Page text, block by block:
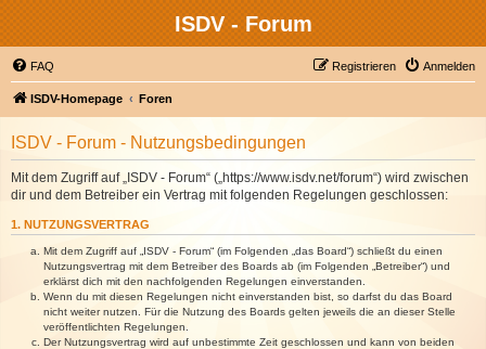
ISDV - Forum
FAQ Anmelden
Registrieren
ISDV-Homepage Foren
ISDV - Forum - Nutzungsbedingungen
Mit dem Zugriff auf „ISDV - Forum“ („https://www.isdv.net/forum“) wird zwischen
dir und dem Betreiber ein Vertrag mit folgenden Regelungen geschlossen:
1. NUTZUNGSVERTRAG
Mit dem Zugriff auf „ISDV - Forum“ (im Folgenden „das Board“) schließt du einen
Nutzungsvertrag mit dem Betreiber des Boards ab (im Folgenden „Betreiber“) und
erklärst dich mit den nachfolgenden Regelungen einverstanden.
Wenn du mit diesen Regelungen nicht einverstanden bist, so darfst du das Board
nicht weiter nutzen. Für die Nutzung des Boards gelten jeweils die an dieser Stelle
veröffentlichten Regelungen.
Der Nutzungsvertrag wird auf unbestimmte Zeit geschlossen und kann von beiden